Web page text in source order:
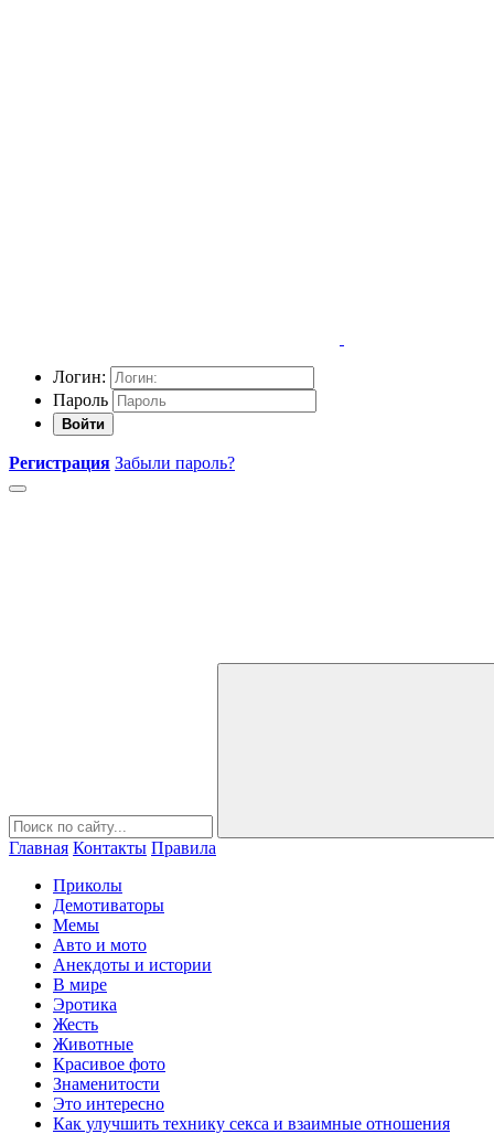
Логин:
Пароль
Войти
Регистрация Забыли пароль?
Главная Контакты Правила
Приколы
Демотиваторы
Мемы
Авто и мото
Анекдоты и истории
В мире
Эротика
Жесть
Животные
Красивое фото
Знаменитости
Это интересно
Как улучшить технику секса и взаимные отношения